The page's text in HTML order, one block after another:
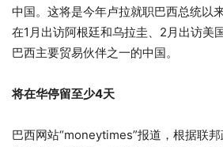
中国。这将是今年卢拉就职巴西总统以
在1月出访阿根廷和乌拉圭、2月出访美
巴西主要贸易伙伴之一的中国。
将在华停留至少4天
巴西网站“moneytimes”报道，根据联邦